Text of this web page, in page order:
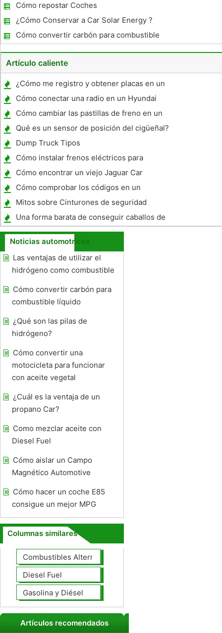
hidrógeno?
Cómo repostar Coches
¿Cómo Conservar a Car Solar Energy ?
Cómo convertir carbón para combustible
líquido
Artículo caliente
¿Cómo me registro y obtener placas en un
coche en NY?
Cómo conectar una radio en un Hyundai
Elantra
Cómo cambiar las pastillas de freno en un
2000 Chevrolet Malibu
Qué es un sensor de posición del cigüeñal?
Dump Truck Tipos
Cómo instalar frenos eléctricos para
Trailers
Cómo encontrar un viejo Jaguar Car
Cómo comprobar los códigos en un
LeSabre 1994
Mitos sobre Cinturones de seguridad
Una forma barata de conseguir caballos de
fuerza en un 3,8 Mustang
Noticias automotrices
Las ventajas de utilizar el
hidrógeno como combustible
Cómo convertir carbón para
combustible líquido
¿Qué son las pilas de
hidrógeno?
Cómo convertir una
motocicleta para funcionar
con aceite vegetal
¿Cuál es la ventaja de un
propano Car?
Como mezclar aceite con
Diesel Fuel
Cómo aislar un Campo
Magnético Automotive
Cómo hacer un coche E85
consigue un mejor MPG
Columnas similares
Combustibles Alternativos
Diesel Fuel
Gasolina y Diésel
Artículos recomendados